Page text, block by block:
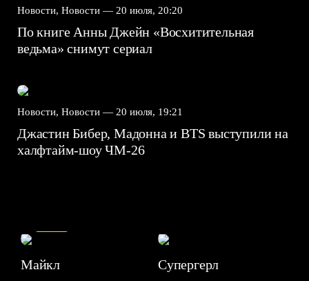
Новости, Новости — 20 июля, 20:20
По книге Анны Джейн «Восхитительная
ведьма» снимут сериал
Новости, Новости — 20 июля, 19:21
Джастин Бибер, Мадонна и BTS выступили на
халфтайм-шоу ЧМ-26
Майкл Супергерл
7.1